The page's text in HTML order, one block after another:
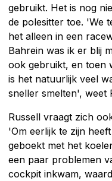
gebruikt. Het is nog
de polesitter toe. 'We
het alleen in een
Bahrein was ik er blij
ook gebruikt, en toen
is het natuurlijk veel
sneller smelten', weet
Russell vraagt zich
'Om eerlijk te zijn
geboekt met het
een paar problemen
cockpit inkwam,